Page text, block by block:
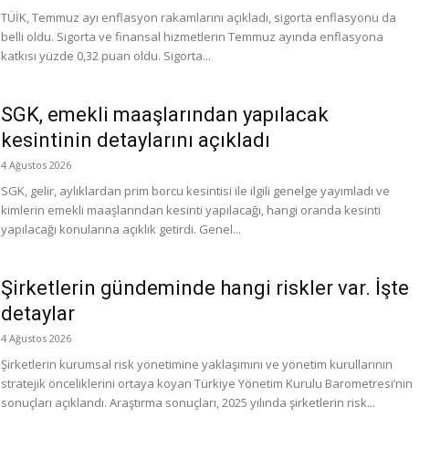
TÜİK, Temmuz ayı enflasyon rakamlarını açıkladı, sigorta enflasyonu da
belli oldu. Sigorta ve finansal hizmetlerin Temmuz ayında enflasyona
katkısı yüzde 0,32 puan oldu. Sigorta...
SGK, emekli maaşlarından yapılacak
kesintinin detaylarını açıkladı
4 Ağustos 2026
SGK, gelir, aylıklardan prim borcu kesintisi ile ilgili genelge yayımladı ve
kimlerin emekli maaşlarından kesinti yapılacağı, hangi oranda kesinti
yapılacağı konularına açıklık getirdi. Genel...
Şirketlerin gündeminde hangi riskler var. İşte
detaylar
4 Ağustos 2026
Şirketlerin kurumsal risk yönetimine yaklaşımını ve yönetim kurullarının
stratejik önceliklerini ortaya koyan Türkiye Yönetim Kurulu Barometresi’nin
sonuçları açıklandı. Araştırma sonuçları, 2025 yılında şirketlerin risk...